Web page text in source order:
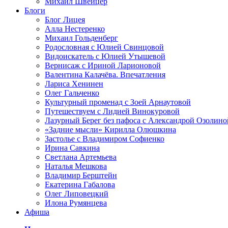
Блоги
Блог Лицея
Алла Нестеренко
Михаил Гольденберг
Родословная с Юлией Свинцовой
Видоискатель с Юлией Утышевой
Вернисаж с Ириной Ларионовой
Валентина Калачёва. Впечатления
Лариса Хенинен
Олег Гальченко
Культурный променад с Зоей Арнаутовой
Путешествуем с Лидией Винокуровой
Лазурный Берег без пафоса с Александрой
«Задние мысли» Кирилла Олюшкина
Застолье с Владимиром Софиенко
Ирина Савкина
Светлана Артемьева
Наталья Мешкова
Владимир Берштейн
Екатерина Габалова
Олег Липовецкий
Илона Румянцева
Афиша